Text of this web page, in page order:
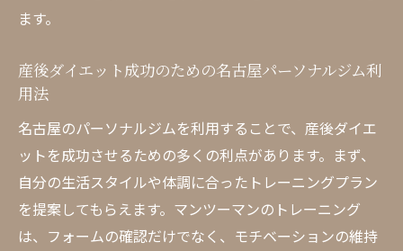
ます。
産後ダイエット成功のための名古屋パーソナルジム利
用法
名古屋のパーソナルジムを利用することで、産後ダイエ
ットを成功させるための多くの利点があります。まず、
自分の生活スタイルや体調に合ったトレーニングプラン
を提案してもらえます。マンツーマンのトレーニング
は、フォームの確認だけでなく、モチベーションの維持